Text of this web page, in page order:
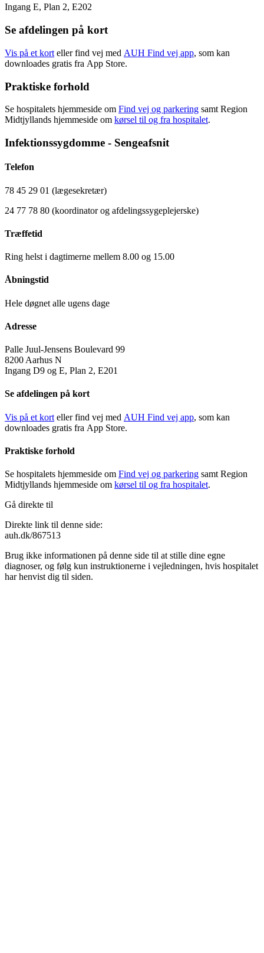
Ingang E, Plan 2, E202
Se afdelingen på kort
Vis på et kort eller find vej med AUH Find vej app, som kan
downloades gratis fra App Store.
Praktiske forhold
Se hospitalets hjemmeside om Find vej og parkering samt Region
Midtjyllands hjemmeside om kørsel til og fra hospitalet.
Infektionssygdomme - Sengeafsnit
Telefon
78 45 29 01 (lægesekretær)
24 77 78 80 (koordinator og afdelingssygeplejerske)
Træffetid
Ring helst i dagtimerne mellem 8.00 og 15.00
Åbningstid
Hele døgnet alle ugens dage
Adresse
Palle Juul-Jensens Boulevard 99
8200 Aarhus N
Ingang D9 og E, Plan 2, E201
Se afdelingen på kort
Vis på et kort eller find vej med AUH Find vej app, som kan
downloades gratis fra App Store.
Praktiske forhold
Se hospitalets hjemmeside om Find vej og parkering samt Region
Midtjyllands hjemmeside om kørsel til og fra hospitalet.
Gå direkte til
Direkte link til denne side:
auh.dk/867513
Brug ikke informationen på denne side til at stille dine egne
diagnoser, og følg kun instruktionerne i vejledningen, hvis hospitalet
har henvist dig til siden.